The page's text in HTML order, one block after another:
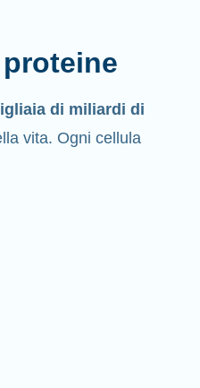
di miliardi di
vita. Ogni cellula